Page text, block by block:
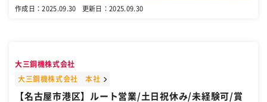
ができます ＜具体的な仕事内容＞ ■高齢者や妊婦さん、障がいが
作成日：2025.09.30 更新日：2025.09.30
大三鋼機株式会社
大三鋼機株式会社 本社
【名古屋市港区】ルート営業/土日祝休み/未経験可/賞